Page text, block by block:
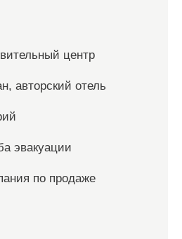
центр
авторский отель
эвакуации
по продаже